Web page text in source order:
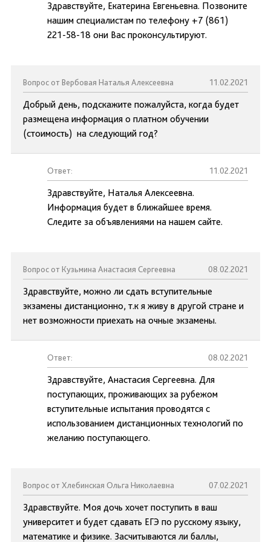
Здравствуйте, Екатерина Евгеньевна. Позвоните
нашим специалистам по телефону +7 (861)
221-58-18 они Вас проконсультируют.
Вопрос от Вербовая Наталья Алексеевна 11.02.2021
Добрый день, подскажите пожалуйста, когда будет
размещена информация о платном обучении
(стоимость) на следующий год?
Ответ: 11.02.2021
Здравствуйте, Наталья Алексеевна.
Информация будет в ближайшее время.
Следите за объявлениями на нашем сайте.
Вопрос от Кузьмина Анастасия Сергеевна 08.02.2021
Здравствуйте, можно ли сдать вступительные
экзамены дистанционно, т.к я живу в другой стране и
нет возможности приехать на очные экзамены.
Ответ: 08.02.2021
Здравствуйте, Анастасия Сергеевна. Для
поступающих, проживающих за рубежом
вступительные испытания проводятся с
использованием дистанционных технологий по
желанию поступающего.
Вопрос от Хлебинская Ольга Николаевна 07.02.2021
Здравствуйте. Моя дочь хочет поступить в ваш
университет и будет сдавать ЕГЭ по русскому языку,
математике и физике. Засчитываются ли баллы,